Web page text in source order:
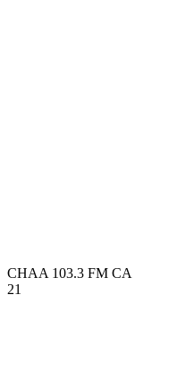
CHAA 103.3 FM CA
21